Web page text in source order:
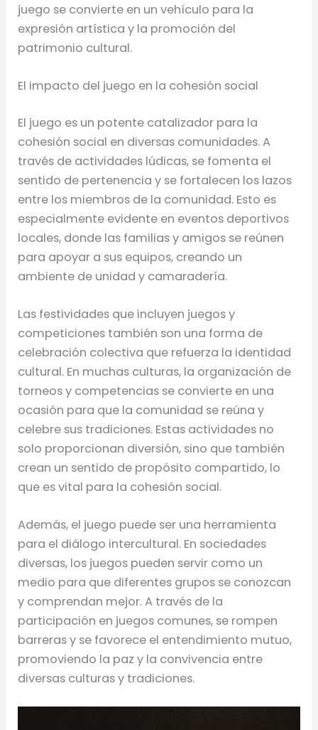
juego se convierte en un vehículo para la
expresión artística y la promoción del
patrimonio cultural.
El impacto del juego en la cohesión social
El juego es un potente catalizador para la
cohesión social en diversas comunidades. A
través de actividades lúdicas, se fomenta el
sentido de pertenencia y se fortalecen los lazos
entre los miembros de la comunidad. Esto es
especialmente evidente en eventos deportivos
locales, donde las familias y amigos se reúnen
para apoyar a sus equipos, creando un
ambiente de unidad y camaradería.
Las festividades que incluyen juegos y
competiciones también son una forma de
celebración colectiva que refuerza la identidad
cultural. En muchas culturas, la organización de
torneos y competencias se convierte en una
ocasión para que la comunidad se reúna y
celebre sus tradiciones. Estas actividades no
solo proporcionan diversión, sino que también
crean un sentido de propósito compartido, lo
que es vital para la cohesión social.
Además, el juego puede ser una herramienta
para el diálogo intercultural. En sociedades
diversas, los juegos pueden servir como un
medio para que diferentes grupos se conozcan
y comprendan mejor. A través de la
participación en juegos comunes, se rompen
barreras y se favorece el entendimiento mutuo,
promoviendo la paz y la convivencia entre
diversas culturas y tradiciones.